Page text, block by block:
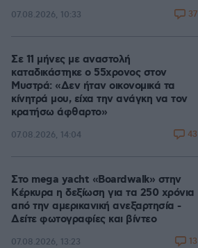
07.08.2026, 10:33 37
Σε 11 μήνες με αναστολή
καταδικάστηκε ο 55χρονος στον
Μυστρά: «Δεν ήταν οικονομικά τα
κίνητρά μου, είχα την ανάγκη να τον
κρατήσω άφθαρτο»
07.08.2026, 14:04 43
Στο mega yacht «Boardwalk» στην
Κέρκυρα η δεξίωση για τα 250 χρόνια
από την αμερικανική ανεξαρτησία -
Δείτε φωτογραφίες και βίντεο
07.08.2026, 13:23 13